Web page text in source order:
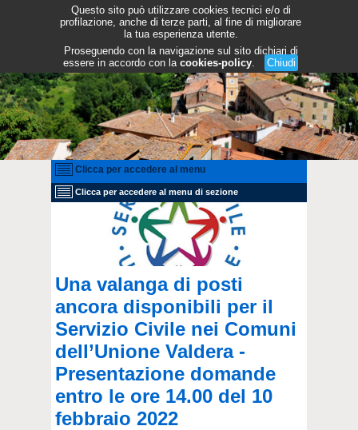
Questo sito può utilizzare cookies tecnici e/o di
profilazione, anche di terze parti, al fine di migliorare
la tua esperienza utente.
Proseguendo con la navigazione sul sito dichiari di
essere in accordo con la cookies-policy. Chiudi
Clicca per accedere al menu
Clicca per accedere al menu di sezione
Una valanga di posti
ancora disponibili per il
Servizio Civile nei Comuni
dell’Unione Valdera -
Presentazione domande
entro le ore 14.00 del 10
febbraio 2022